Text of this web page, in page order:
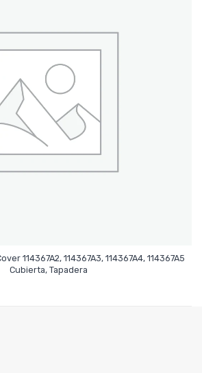
114367A2, 114367A3, 114367A4, 114367A5
Cubierta, Tapadera
Leer Más